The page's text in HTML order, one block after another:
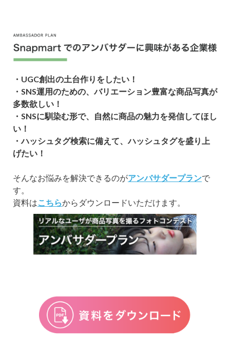
・UGC創出の土台作りをしたい！
・ SNS運用のための、バリエーション豊富な商品写真が
多数欲しい！
・ SNSに馴染む形で、自然に商品の魅力を発信してほし
い！
・ハッシュタグ検索に備えて、ハッシュタグを盛り上
げたい！
そんなお悩みを解決できるのがアンバサダープランで
す。
資料はこちらからダウンロードいただけます。